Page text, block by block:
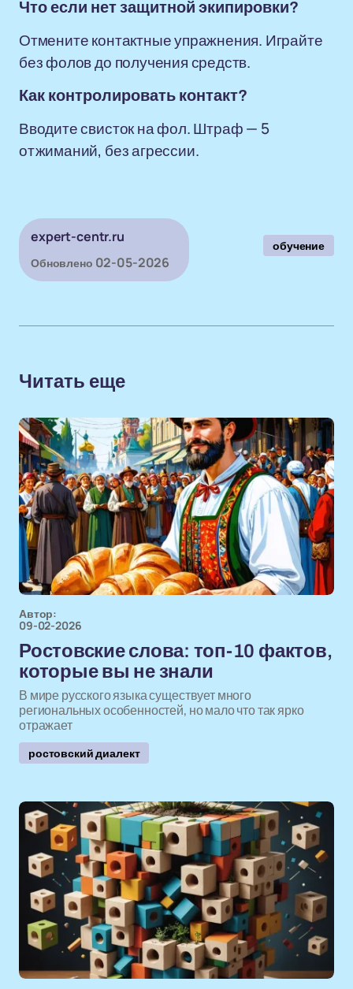
Что если нет защитной экипировки?
Отмените контактные упражнения. Играйте
без фолов до получения средств.
Как контролировать контакт?
Вводите свисток на фол. Штраф — 5
отжиманий, без агрессии.
expert-centr.ru
Обновлено 02-05-2026
обучение
Читать еще
Автор:
09-02-2026
Ростовские слова: топ-10 фактов,
которые вы не знали
В мире русского языка существует много
региональных особенностей, но мало что так ярко
отражает
ростовский диалект